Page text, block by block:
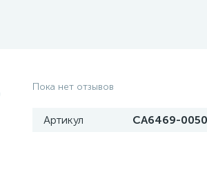
Пока нет отзывов
Артикул CA6469-0050